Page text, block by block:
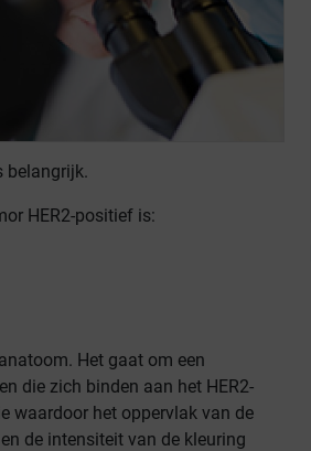
belangrijk.
HER2-positief is:
Het gaat om een
die zich binden aan het HER2-
waardoor het oppervlak van de
de intensiteit van de kleuring